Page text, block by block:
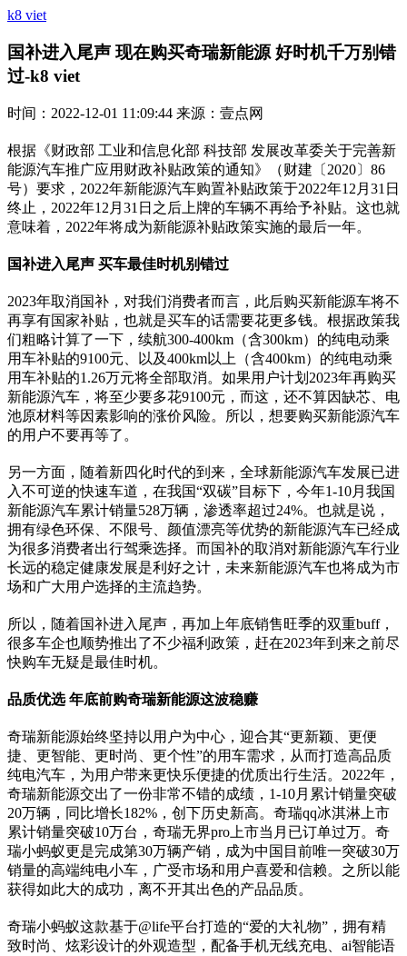
k8 viet
国补进入尾声 现在购买奇瑞新能源 好时机千万别错
过-k8 viet
时间：2022-12-01 11:09:44 来源：壹点网
根据《财政部 工业和信息化部 科技部 发展改革委关于完善新
能源汽车推广应用财政补贴政策的通知》（财建〔2020〕86
号）要求，2022年新能源汽车购置补贴政策于2022年12月31日
终止，2022年12月31日之后上牌的车辆不再给予补贴。这也就
意味着，2022年将成为新能源补贴政策实施的最后一年。
国补进入尾声 买车最佳时机别错过
2023年取消国补，对我们消费者而言，此后购买新能源车将不
再享有国家补贴，也就是买车的话需要花更多钱。根据政策我
们粗略计算了一下，续航300-400km（含300km）的纯电动乘
用车补贴的9100元、以及400km以上（含400km）的纯电动乘
用车补贴的1.26万元将全部取消。如果用户计划2023年再购买
新能源汽车，将至少要多花9100元，而这，还不算因缺芯、电
池原材料等因素影响的涨价风险。所以，想要购买新能源汽车
的用户不要再等了。
另一方面，随着新四化时代的到来，全球新能源汽车发展已进
入不可逆的快速车道，在我国“双碳”目标下，今年1-10月我国
新能源汽车累计销量528万辆，渗透率超过24%。也就是说，
拥有绿色环保、不限号、颜值漂亮等优势的新能源汽车已经成
为很多消费者出行驾乘选择。而国补的取消对新能源汽车行业
长远的稳定健康发展是利好之计，未来新能源汽车也将成为市
场和广大用户选择的主流趋势。
所以，随着国补进入尾声，再加上年底销售旺季的双重buff，
很多车企也顺势推出了不少福利政策，赶在2023年到来之前尽
快购车无疑是最佳时机。
品质优选 年底前购奇瑞新能源这波稳赚
奇瑞新能源始终坚持以用户为中心，迎合其“更新颖、更便
捷、更智能、更时尚、更个性”的用车需求，从而打造高品质
纯电汽车，为用户带来更快乐便捷的优质出行生活。2022年，
奇瑞新能源交出了一份非常不错的成绩，1-10月累计销量突破
20万辆，同比增长182%，创下历史新高。奇瑞qq冰淇淋上市
累计销量突破10万台，奇瑞无界pro上市当月已订单过万。奇
瑞小蚂蚁更是完成第30万辆产销，成为中国目前唯一突破30万
销量的高端纯电小车，广受市场和用户喜爱和信赖。之所以能
获得如此大的成功，离不开其出色的产品品质。
奇瑞小蚂蚁这款基于@life平台打造的“爱的大礼物”，拥有精
致时尚、炫彩设计的外观造型，配备手机无线充电、ai智能语